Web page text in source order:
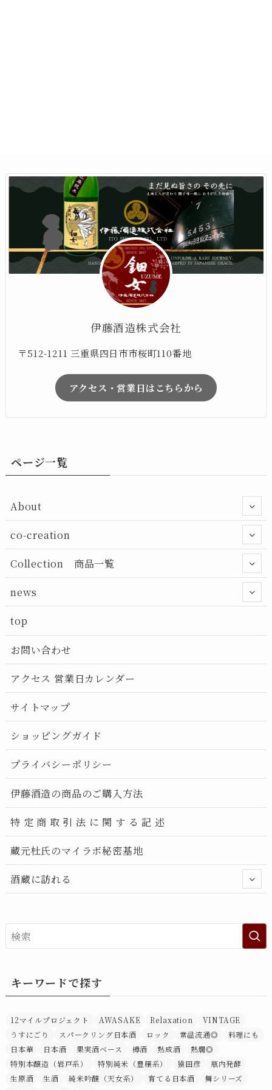
伊藤酒造株式会社
〒512-1211 三重県四日市市桜町110番地
アクセス・営業日はこちらから
ページ一覧
About
co-creation
Collection 商品一覧
news
top
お問い合わせ
アクセス 営業日カレンダー
サイトマップ
ショッピングガイド
プライバシーポリシー
伊藤酒造の商品のご購入方法
特 定 商 取 引 法 に 関 す る 記 述
蔵元杜氏のマイラボ秘密基地
酒蔵に訪れる
キーワードで探す
12マイルプロジェクト AWASAKE Relaxation
VINTAGE
うすにごり
スパークリング日本酒 ロック 常温流通◎
料理にも
日本華
日本酒 果実酒ベース 樽酒 熟成酒
熱燗◎
特別本醸造（岩戸系）
特別純米（豊穣系） 猿田彦
瓶内発酵
生原酒
生酒 純米吟醸（天女系） 育てる日本酒
舞シリーズ